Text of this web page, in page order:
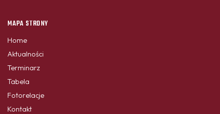
MAPA STRONY
Home
Aktualności
Terminarz
Tabela
Fotorelacje
Kontakt